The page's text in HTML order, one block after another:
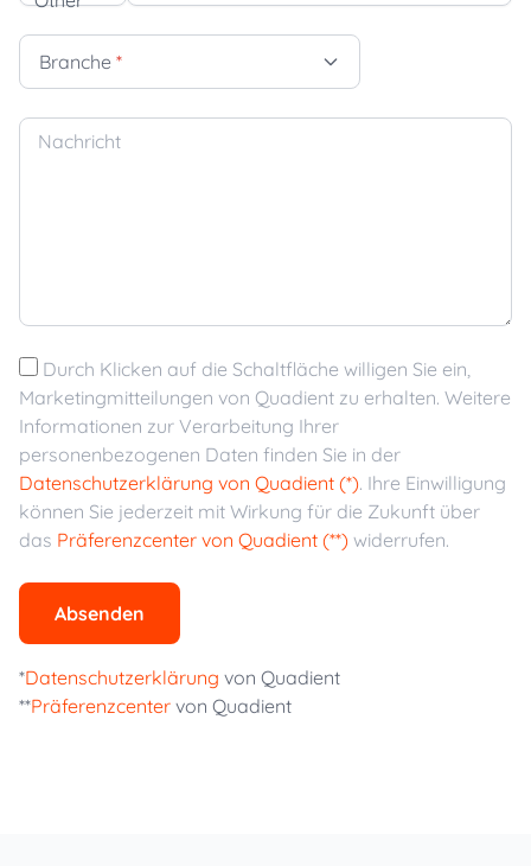
Branche *
Nachricht
Durch Klicken auf die Schaltfläche willigen Sie ein,
Marketingmitteilungen von Quadient zu erhalten. Weitere
Informationen zur Verarbeitung Ihrer
personenbezogenen Daten finden Sie in der
Datenschutzerklärung von Quadient (*). Ihre Einwilligung
können Sie jederzeit mit Wirkung für die Zukunft über
das Präferenzcenter von Quadient (**) widerrufen.
Absenden
*Datenschutzerklärung von Quadient
**Präferenzcenter von Quadient